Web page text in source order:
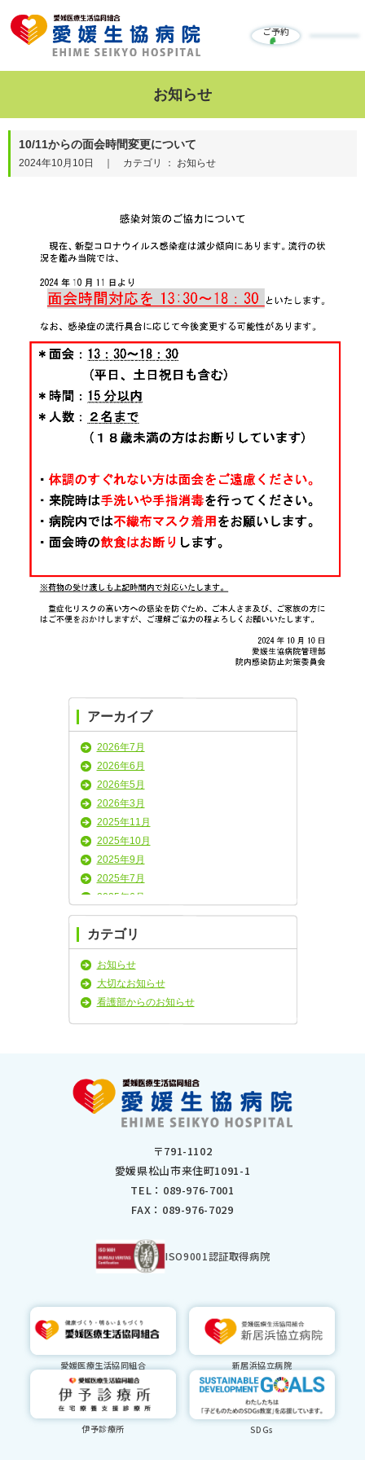
ご予約
お知らせ
10/11からの面会時間変更について
2024年10月10日 ｜ カテゴリ ： お知らせ
アーカイブ
2026年7月
2026年6月
2026年5月
2026年3月
2025年11月
2025年10月
2025年9月
2025年7月
2025年6月
2025年5月
2025年4月
2025年3月
2025年2月
2025年1月
2024年11月
2024年10月
2024年7月
2024年6月
2024年5月
2024年2月
2024年1月
2023年12月
2023年10月
2023年9月
2023年7月
2023年6月
2023年3月
2023年2月
2023年1月
2022年12月
カテゴリ
お知らせ
大切なお知らせ
看護部からのお知らせ
〒791-1102
愛媛県松山市来住町1091-1
TEL： 089-976-7001
FAX：089-976-7029
ISO9001認証取得病院
愛媛医療生活協同組合 新居浜協立病院
伊予診療所 SDGs